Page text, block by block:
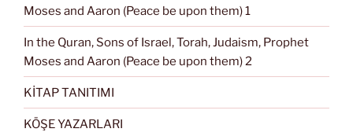
Moses and Aaron (Peace be upon them) 1
In the Quran, Sons of Israel, Torah, Judaism, Prophet
Moses and Aaron (Peace be upon them) 2
KİTAP TANITIMI
KÖŞE YAZARLARI